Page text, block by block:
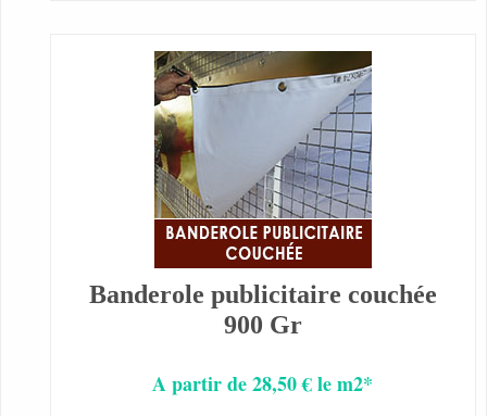
Banderole publicitaire couchée
900 Gr
A partir de 28,50 € le m2*